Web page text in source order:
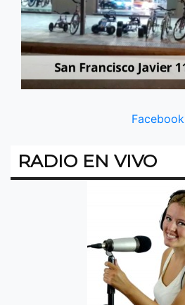
Facebook
RADIO EN VIVO